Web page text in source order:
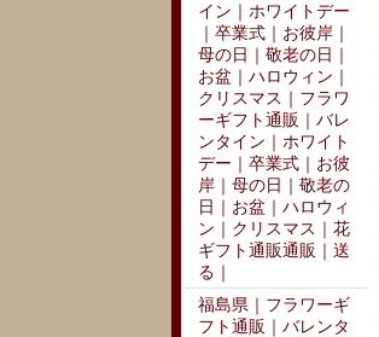
イン｜ホワイトデー
｜卒業式｜お彼岸｜
母の日｜敬老の日｜
お盆｜ハロウィン｜
クリスマス｜フラワ
ーギフト通販｜バレ
ンタイン｜ホワイト
デー｜卒業式｜お彼
岸｜母の日｜敬老の
日｜お盆｜ハロウィ
ン｜クリスマス｜花
ギフト通販通販｜送
る｜
福島県｜フラワーギ
フト通販｜バレンタ